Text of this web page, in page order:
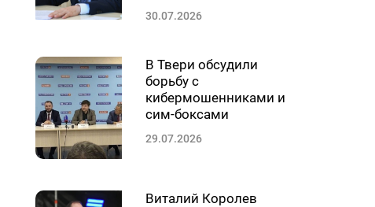
30.07.2026
В Твери обсудили
борьбу с
кибермошенниками и
сим-боксами
29.07.2026
Виталий Королев